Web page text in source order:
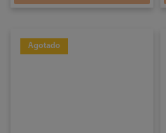
Agotado